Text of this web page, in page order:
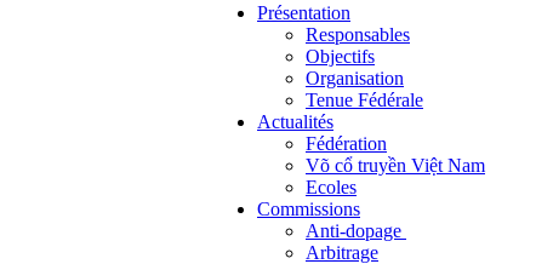
Présentation
Responsables
Objectifs
Organisation
Tenue Fédérale
Actualités
Fédération
Võ cổ truyền Việt Nam
Ecoles
Commissions
Anti-dopage
Arbitrage